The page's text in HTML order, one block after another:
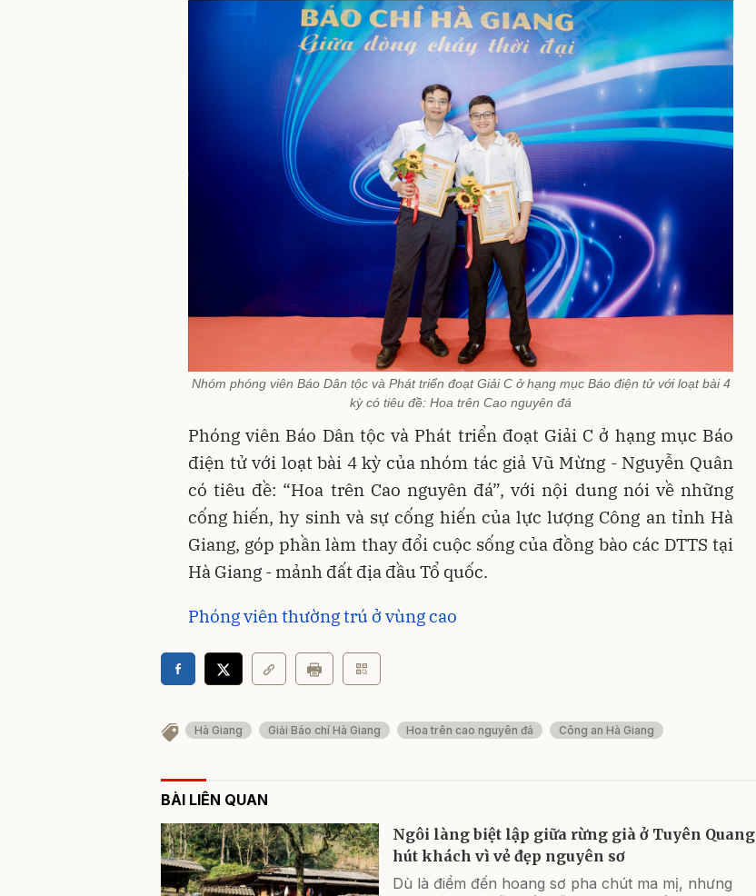
Nhóm phóng viên Báo Dân tộc và Phát triển đoạt Giải C ở hạng mục Báo điện tử với loạt bài 4
kỳ có tiêu đề: Hoa trên Cao nguyên đá
Phóng viên Báo Dân tộc và Phát triển đoạt Giải C ở hạng mục Báo
điện tử với loạt bài 4 kỳ của nhóm tác giả Vũ Mừng - Nguyễn Quân
có tiêu đề: “Hoa trên Cao nguyên đá”, với nội dung nói về những
cống hiến, hy sinh và sự cống hiến của lực lượng Công an tỉnh Hà
Giang, góp phần làm thay đổi cuộc sống của đồng bào các DTTS tại
Hà Giang - mảnh đất địa đầu Tổ quốc.
Phóng viên thường trú ở vùng cao
Hà Giang Giải Báo chí Hà Giang Hoa trên cao nguyên đá Công an Hà Giang
BÀI LIÊN QUAN
Ngôi làng biệt lập giữa rừng già ở Tuyên Quang
hút khách vì vẻ đẹp nguyên sơ
Dù là điểm đến hoang sơ pha chút ma mị, nhưng